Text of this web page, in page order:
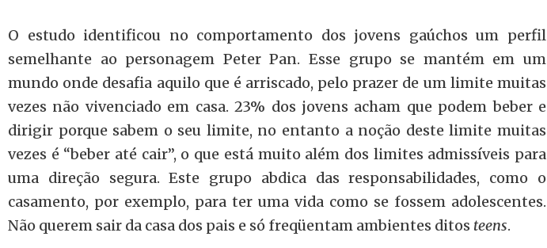
O estudo identificou no comportamento dos jovens gaúchos um perfil
semelhante ao personagem Peter Pan. Esse grupo se mantém em um
mundo onde desafia aquilo que é arriscado, pelo prazer de um limite muitas
vezes não vivenciado em casa. 23% dos jovens acham que podem beber e
dirigir porque sabem o seu limite, no entanto a noção deste limite muitas
vezes é “beber até cair”, o que está muito além dos limites admissíveis para
uma direção segura. Este grupo abdica das responsabilidades, como o
casamento, por exemplo, para ter uma vida como se fossem adolescentes.
Não querem sair da casa dos pais e só freqüentam ambientes ditos teens.